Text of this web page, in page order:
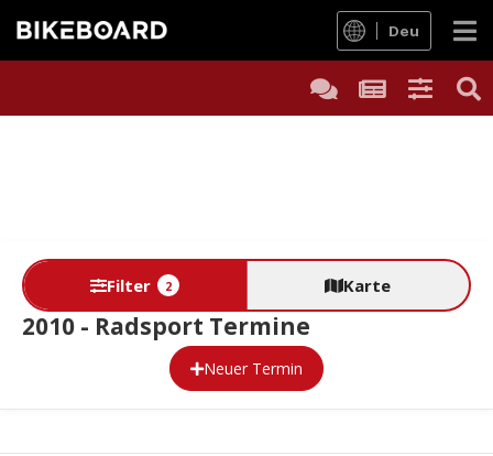
Deu
Filter 2 Karte
2010 - Radsport Termine
Neuer Termin